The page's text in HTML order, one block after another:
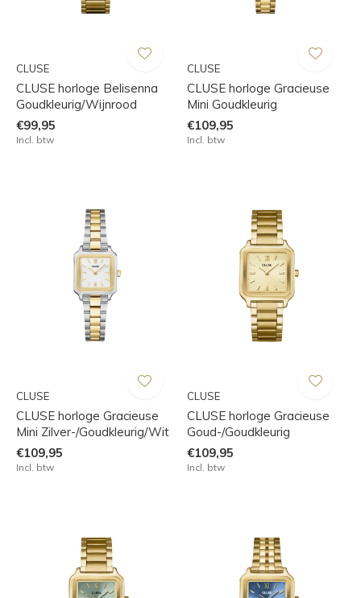
CLUSE
CLUSE horloge Belisenna
Goudkleurig/Wijnrood
€99,95
Incl. btw
CLUSE
CLUSE horloge Gracieuse
Mini Goudkleurig
€109,95
Incl. btw
CLUSE
CLUSE horloge Gracieuse
Mini Zilver-/Goudkleurig/Wit
€109,95
Incl. btw
CLUSE
CLUSE horloge Gracieuse
Goud-/Goudkleurig
€109,95
Incl. btw